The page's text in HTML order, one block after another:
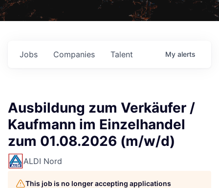
Jobs Companies Talent My alerts
Ausbildung zum Verkäufer /
Kaufmann im Einzelhandel
zum 01.08.2026 (m/w/d)
ALDI Nord
This job is no longer accepting applications